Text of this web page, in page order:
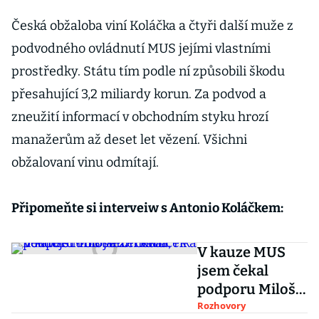
Česká obžaloba viní Koláčka a čtyři další muže z
podvodného ovládnutí MUS jejími vlastními
prostředky. Státu tím podle ní způsobili škodu
přesahující 3,2 miliardy korun. Za podvod a
zneužití informací v obchodním styku hrozí
manažerům až deset let vězení. Všichni
obžalovaní vinu odmítají.
Připomeňte si interveiw s Antonio Koláčkem:
V kauze MUS
jsem čekal
podporu Miloše
Zemana, říká
Rozhovory